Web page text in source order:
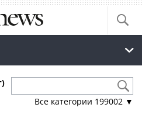
Все категории 199002 ▼